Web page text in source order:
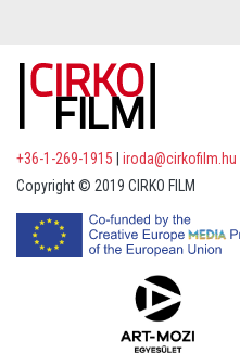
+36-1-269-1915
iroda@cirkofilm.hu
Copyright © 2019 CIRKO FILM